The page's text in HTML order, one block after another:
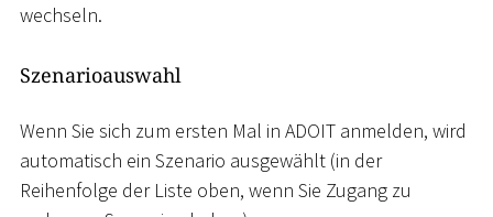
wechseln.
Szenarioauswahl
Wenn Sie sich zum ersten Mal in ADOIT anmelden, wird
automatisch ein Szenario ausgewählt (in der
Reihenfolge der Liste oben, wenn Sie Zugang zu